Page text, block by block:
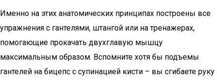
Именно на этих анатомических принципах построены все
упражнения с гантелями, штангой или на тренажерах,
помогающие прокачать двухглавую мышцу
максимальным образом. Вспомните хотя бы подъемы
гантелей на бицепс с супинацией кисти – вы сгибаете руку